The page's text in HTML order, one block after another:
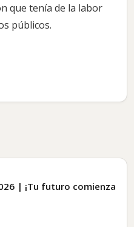
que tenía de la labor
públicos.
| ¡Tu futuro comienza